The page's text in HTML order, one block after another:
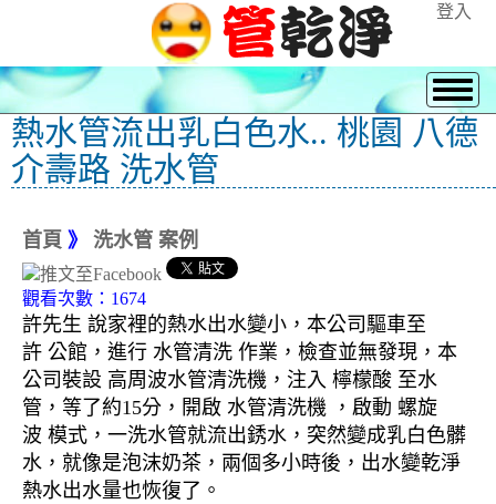
登入
熱水管流出乳白色水.. 桃園 八德
介壽路 洗水管
首頁 》 洗水管 案例
觀看次數：1674
許先生 說家裡的熱水出水變小，本公司驅車至
許 公館，進行 水管清洗 作業，檢查並無發現，本
公司裝設 高周波水管清洗機，注入 檸檬酸 至水
管，等了約15分，開啟 水管清洗機 ，啟動 螺旋
波 模式，一洗水管就流出銹水，突然變成乳白色髒
水，就像是泡沫奶茶，兩個多小時後，出水變乾淨
熱水出水量也恢復了。